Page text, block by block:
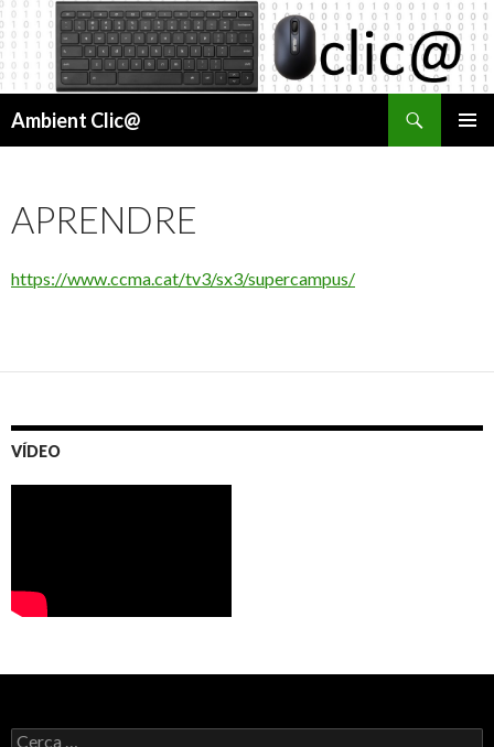
Ambient Clic@
APRENDRE
https://www.ccma.cat/tv3/sx3/supercampus/
VÍDEO
C